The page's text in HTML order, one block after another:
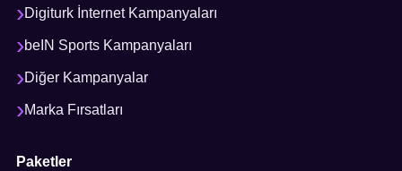
Digiturk İnternet Kampanyaları
beIN Sports Kampanyaları
Diğer Kampanyalar
Marka Fırsatları
Paketler